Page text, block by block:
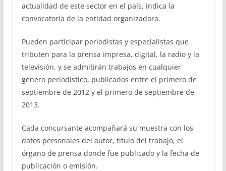
actualidad de este sector en el país, indica la
convocatoria de la entidad organizadora.
Pueden participar periodistas y especialistas que
tributen para la prensa impresa, digital, la radio y la
televisión, y se admitirán trabajos en cualquier
género periodístico, publicados entre el primero de
septiembre de 2012 y el primero de septiembre de
2013.
Cada concursante acompañará su muestra con los
datos personales del autor, título del trabajo, el
órgano de prensa donde fue publicado y la fecha de
publicación o emisión.